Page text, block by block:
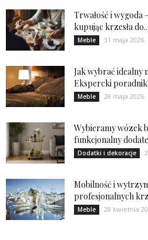
Trwałość i wygoda
kupując krzesła do...
Meble 31 maja 2026
Jak wybrać idealny
Ekspercki
Meble 28 maja 2026
Wybieramy wózek
funkcjonalny
Dodatki i dekoracje
Mobilność i
profesjonalnych
Meble 28 kwietnia